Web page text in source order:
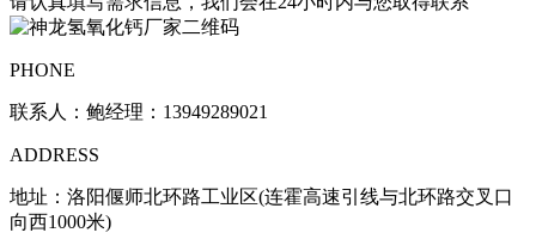
PHONE
联系人：鲍经理：13949289021
ADDRESS
地址：洛阳偃师北环路工业区(连霍高速引线与北环路交叉口
向西1000米)